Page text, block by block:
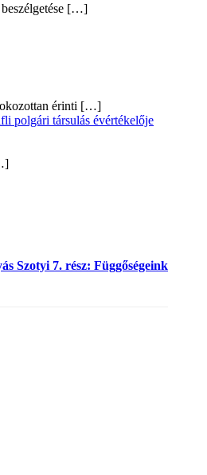
[…]
érinti […]
polgári társulás évértékelője
Szotyi 7. rész: Függőségeink